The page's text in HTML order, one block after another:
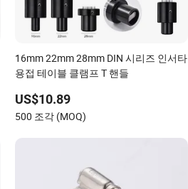
16mm 22mm 28mm DIN 시리즈 인서타
용접 테이블 클램프 T 핸들
US$10.89
500 조각 (MOQ)